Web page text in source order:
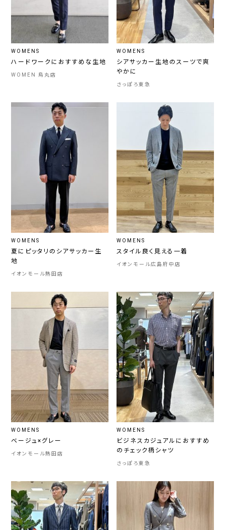
WOMENS
ハードワークにおすすめな生地
WOMEN 烏丸店
WOMENS
シアサッカー生地のスーツで爽
やかに
さっぽろ東急
WOMENS
夏にピッタリのシアサッカー生
地
イオンモール熱田店
WOMENS
スタイル良く見える一着
イオンモール広島府中店
WOMENS
ベージュ×グレー
イオンモール熱田店
WOMENS
ビジネスカジュアルにおすすめ
のチェック柄シャツ
さっぽろ東急